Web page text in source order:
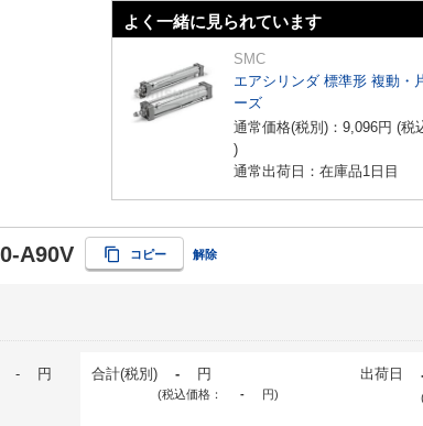
よく一緒に見られています
SMC
エアシリンダ 標準形 複動・
ーズ
通常価格(税別)： 9,096円 (税
)
通常出荷日：在庫品1日目
A90V コピー 解除
- 円 合計(税別) - 円
(税込価格： - 円)
出荷日